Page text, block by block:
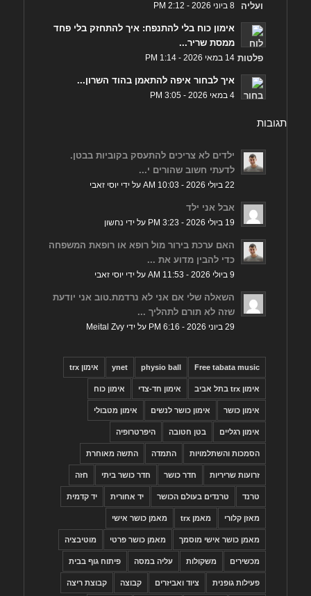
8 ביוני 2026 - 2:12 PM
אימון כוח בלי להתנפח: איך להתחזק בלי פחד
ממסת שריר...
14 במאי 2026 - 1:14 PM
איך לבחור איפה להתאמן בהוד השרון...
4 במאי 2026 - 3:05 PM
תגובות
ילדים לא צריכים להתעסק בקוביות בבטן.
לדעתי חשוב שהורים י...
22 ביולי 2026 - 10:03 AM על ידי יוסי זאבי
אבל אני ילד
19 ביולי 2026 - 3:23 PM על ידי נחשון
האם ערכת בירור מול רופא או רופאת המשפחה
כדי להבין מדוע את ...
9 ביולי 2026 - 11:53 AM על ידי יוסי זאבי
השאלה שלי אם אני לא נרדמת.טוב אני יודעת
שזה לא תורם לתהליך ...
29 ביוני 2026 - 6:16 PM על ידי Meital Zvy
Free tabata music
physio ball
ynet אימון trx
אימון trx בתל אביב אימון חד-צדי אימון כוח
אימון כושר אימון כושר לנשים אימון מטבולי
אימון רגליים בטן חטובה היפרטרופיה
הסמכות והשתלמויות התמדה התשה מאוחרת
זרועות שריריות חדר כושר חדר כושר ביתי חזה
טרנד טרנדים בעולם הכושר יד אחורית יד קדמית
מאזן קלורי מאמן trx מאמן כושר אישי
מאמן כושר אישי מוסמך מאמן כושר פרטי מוטיבציה
מכשירים משקולות עליה במסה פיתוח גוף בבית
פעילות גופנית ציוד ואביזרים קבוצה קבוצת ריצה